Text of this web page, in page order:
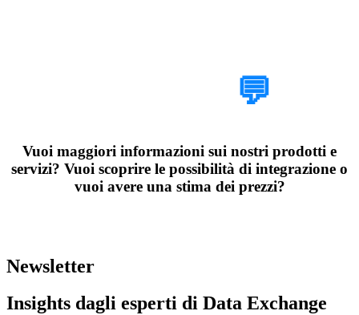
💬
Vuoi maggiori informazioni sui nostri prodotti e
servizi? Vuoi scoprire le possibilità di integrazione o
vuoi avere una stima dei prezzi?
Newsletter
Insights dagli esperti di Data Exchange